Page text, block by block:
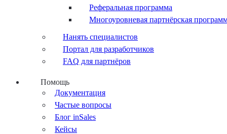
Реферальная программа
Многоуровневая партнёрская
Нанять специалистов
Портал для разработчиков
FAQ для партнёров
Помощь
Документация
Частые вопросы
Блог inSales
Кейсы